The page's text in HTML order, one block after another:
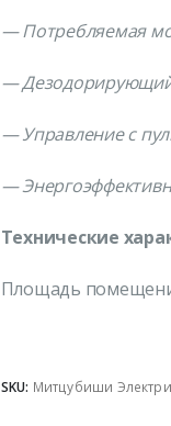
— Потребляемая
—
—Управление с
—
Технические
Площадь
SKU: Митцубиши